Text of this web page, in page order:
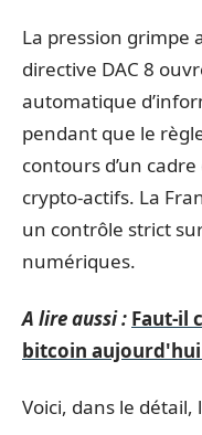
La pression grimpe
directive DAC 8
automatique
pendant que le
contours d’un
crypto-actifs. La
un contrôle strict
numériques.
A lire aussi : Faut-il
bitcoin aujourd'hui
Voici, dans le détail,